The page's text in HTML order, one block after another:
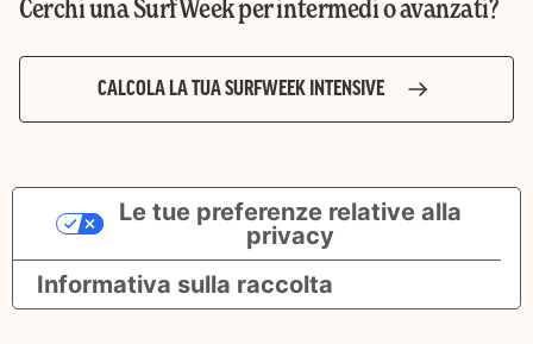
Cerchi una SurfWeek per intermedi o avanzati?
CALCOLA LA TUA SURFWEEK INTENSIVE
Informativa sulla raccolta
Le tue preferenze relative alla
privacy